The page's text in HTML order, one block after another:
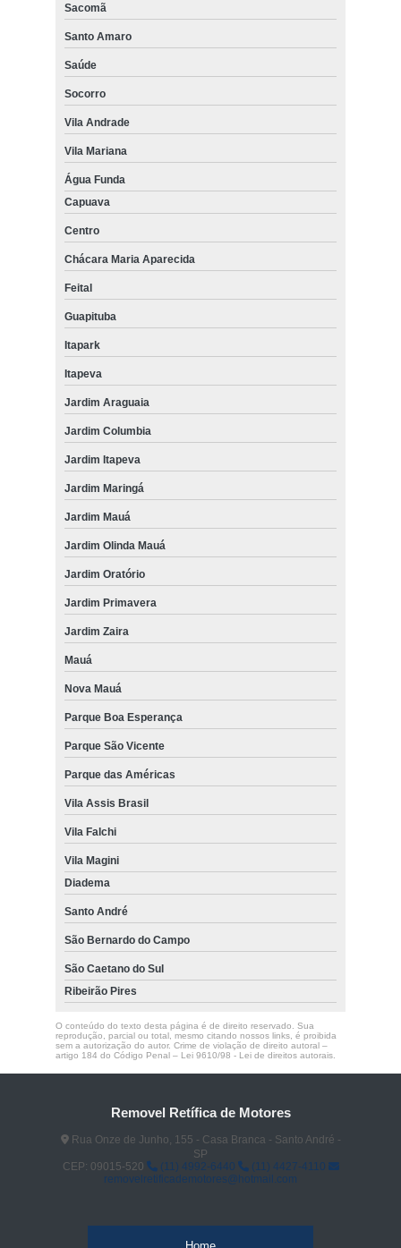
Sacomã
Santo Amaro
Saúde
Socorro
Vila Andrade
Vila Mariana
Água Funda
Capuava
Centro
Chácara Maria Aparecida
Feital
Guapituba
Itapark
Itapeva
Jardim Araguaia
Jardim Columbia
Jardim Itapeva
Jardim Maringá
Jardim Mauá
Jardim Olinda Mauá
Jardim Oratório
Jardim Primavera
Jardim Zaira
Mauá
Nova Mauá
Parque Boa Esperança
Parque São Vicente
Parque das Américas
Vila Assis Brasil
Vila Falchi
Vila Magini
Diadema
Santo André
São Bernardo do Campo
São Caetano do Sul
Ribeirão Pires
O conteúdo do texto desta página é de direito reservado. Sua
reprodução, parcial ou total, mesmo citando nossos links, é proibida
sem a autorização do autor. Crime de violação de direito autoral –
artigo 184 do Código Penal – Lei 9610/98 - Lei de direitos autorais.
Removel Retífica de Motores
Rua Onze de Junho, 155 - Casa Branca - Santo André -
SP
CEP: 09015-520
(11) 4992-6440
(11) 4427-4110
removelretificademotores@hotmail.com